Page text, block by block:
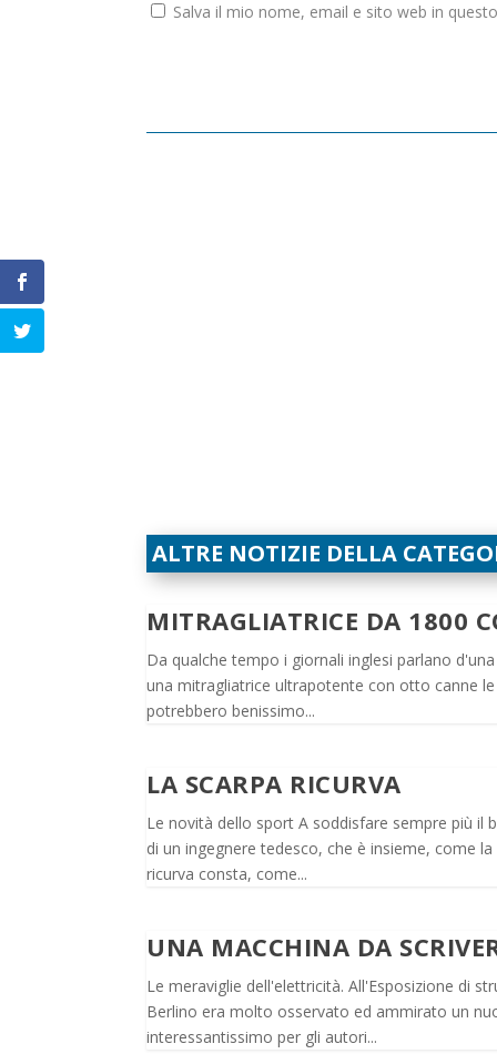
Salva il mio nome, email e sito web in
ALTRE NOTIZIE DELLA
MITRAGLIATRICE DA 1800
Da qualche tempo i giornali inglesi parlano
una mitragliatrice ultrapotente con otto canne
potrebbero benissimo...
LA SCARPA RICURVA
Le novità dello sport A soddisfare sempre più il
di un ingegnere tedesco, che è insieme, come
ricurva consta, come...
UNA MACCHINA DA
Le meraviglie dell'elettricità. All'Esposizione di
Berlino era molto osservato ed ammirato un
interessantissimo per gli autori...